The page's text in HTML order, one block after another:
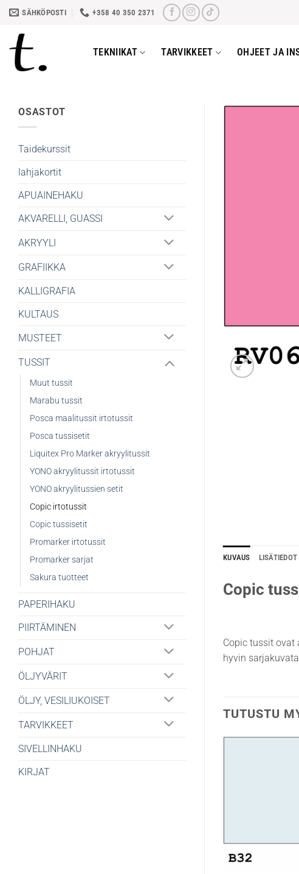
Skip
content
SÄHKÖPOSTI +358 40 350 2371
TEKNIIKAT TARVIKKEET OHJEET JA
OSASTOT
Taidekurssit
lahjakortit
APUAINEHAKU
AKVARELLI, GUASSI
AKRYYLI
GRAFIIKKA
KALLIGRAFIA
KULTAUS
MUSTEET
TUSSIT
Muut tussit
Marabu tussit
Posca maalitussit irtotussit
Posca tussisetit
Liquitex Pro Marker akryylitussit
YONO akryylitussit irtotussit
YONO akryylitussien setit
Copic irtotussit
Copic tussisetit
Promarker irtotussit
Promarker sarjat
Sakura tuotteet
PAPERIHAKU
PIIRTÄMINEN
POHJAT
ÖLJYVÄRIT
ÖLJY, VESILIUKOISET
TARVIKKEET
SIVELLINHAKU
KIRJAT
KUVAUS LISÄTIEDOT
Copic
Copic tussit ovat
hyvin
TUTUSTU